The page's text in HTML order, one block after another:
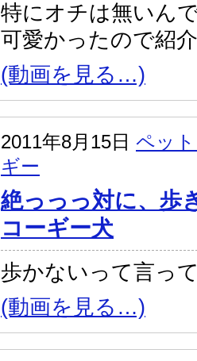
特にオチは無いん
可愛かったので紹
(動画を見る…)
2011年8月15日 ペッ
ギー
絶っっっ対に、歩
コーギー犬
歩かないって言っ
(動画を見る…)